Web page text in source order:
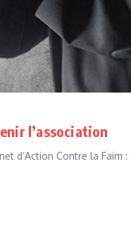
l’association
d’Action Contre la Faim